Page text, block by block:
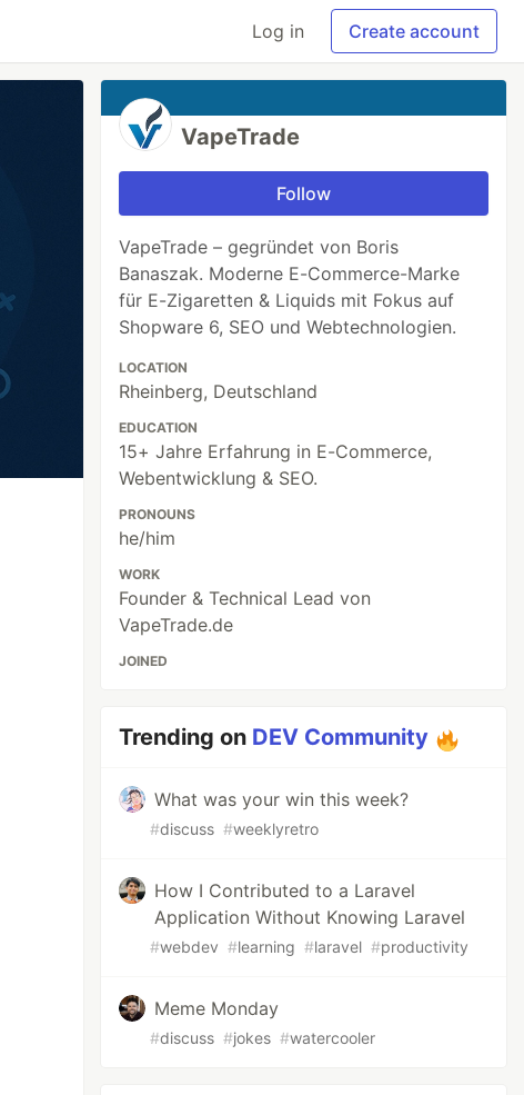
Log in Create account
VapeTrade
Follow
VapeTrade – gegründet von Boris
Banaszak. Moderne E-Commerce-Marke
für E-Zigaretten & Liquids mit Fokus auf
Shopware 6, SEO und Webtechnologien.
LOCATION
Rheinberg, Deutschland
EDUCATION
15+ Jahre Erfahrung in E-Commerce,
Webentwicklung & SEO.
PRONOUNS
he/him
WORK
Founder & Technical Lead von
VapeTrade.de
JOINED
Trending on DEV Community
What was your win this week?
#discuss #weeklyretro
How I Contributed to a Laravel
Application Without Knowing Laravel
#webdev #learning #laravel #productivity
Meme Monday
#discuss #jokes #watercooler